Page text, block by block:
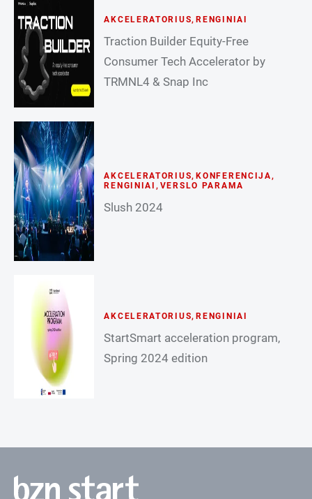
AKCELERATORIUS, RENGINIAI
Traction Builder Equity-Free
Consumer Tech Accelerator by
TRMNL4 & Snap Inc
AKCELERATORIUS, KONFERENCIJA,
RENGINIAI , VERSLO PARAMA
Slush 2024
AKCELERATORIUS, RENGINIAI
StartSmart acceleration program,
Spring 2024 edition